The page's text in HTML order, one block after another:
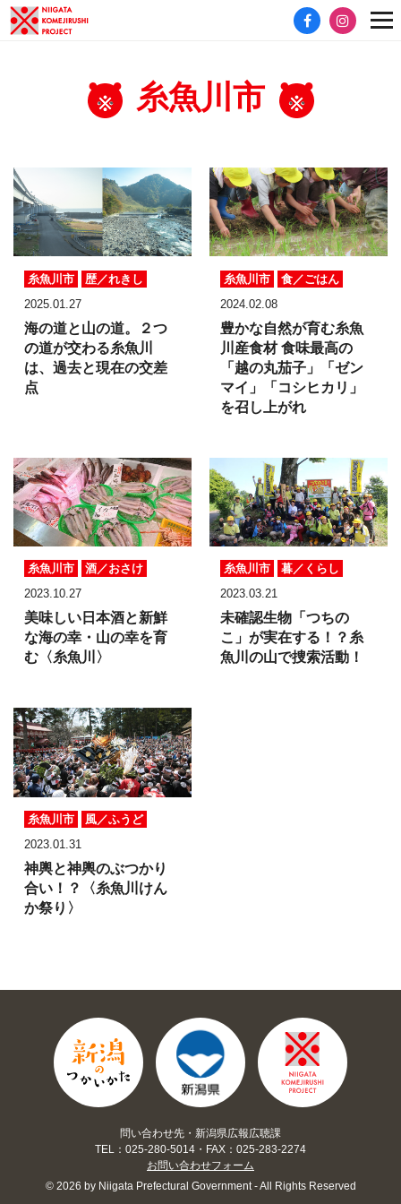
糸魚川市
糸魚川市
歴／れきし
2025.01.27
海の道と山の道。２つ
の道が交わる糸魚川
は、過去と現在の交差
点
糸魚川市
食／ごはん
2024.02.08
豊かな自然が育む糸魚
川産食材食味最高の
「越の丸茄子」「ゼン
マイ」「コシヒカリ」
を召し上がれ
糸魚川市
酒／おさけ
2023.10.27
美味しい日本酒と新鮮
な海の幸・山の幸を育
む〈糸魚川〉
糸魚川市
暮／くらし
2023.03.21
未確認生物「つちの
こ」が実在する！？ 糸
魚川の山で捜索活動！
糸魚川市
風／ふうど
2023.01.31
神輿と神輿のぶつかり
合い！？
〈糸魚川けん
か祭り〉
問い合わせ先・新潟県広報広聴課
TEL：025-280-5014・FAX：025-283-2274
お問い合わせフォーム
© 2026 by Niigata Prefectural Government - All Rights Reserved